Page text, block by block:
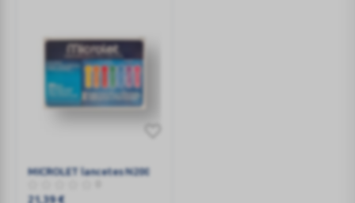
lancetes
MICROLET lancetes N200
21,39€